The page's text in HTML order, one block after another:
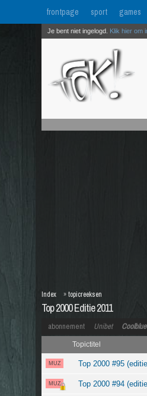
frontpage sport games
Je bent niet ingelogd. Klik hier om
Top 2000 Editie 2011
Index »topicreeksen
abonnement Unibet Coolblue
Topictitel
MUZ Top 2000 #95
MUZ Top 2000 #94